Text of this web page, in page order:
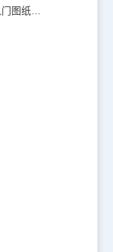
CAD机械入门图纸学习？CAD新手入门图纸练习